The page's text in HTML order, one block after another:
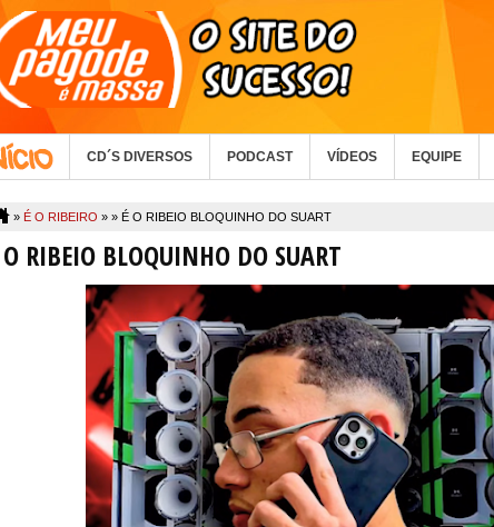
CD´S DIVERSOS PODCAST VÍDEOS EQUIPE
» É O RIBEIRO » » É O RIBEIO BLOQUINHO DO SUART
O RIBEIO BLOQUINHO DO SUART